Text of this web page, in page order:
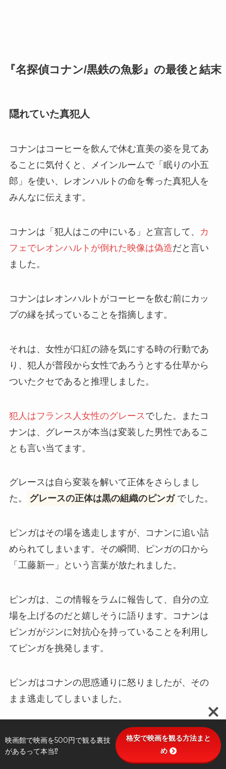
『名探偵コナン/黒鉄の魚影』の最後と結末
隠れていた真犯人
コナンはコーヒーを飲んで休む直美の姿を見てあ
ることに気付くと、メインルームで「眠りの小五
郎」を使い、レオンハルトの命を奪った真犯人を
みんなに伝えます。
コナンは「犯人はこの中にいる」と宣言して、
カ
フェでレオンハルトが倒れた映像は偽造だと言い
ました。
コナンはレオンハルトがコーヒーを飲む前にカッ
プの縁を拭っていることを指摘します。
それは、女性が口紅の跡を気にする時の行動であ
り、犯人が普段から女性であろうとする仕草から
ついたクセであると推理しました。
犯人はフランス人女性のグレース でした。またコ
ナンは、グレースが本当は変装した男性であるこ
とも言い当てます。
グレースは自ら変装を解いて正体をさらしまし
た。
グレースの正体は黒の組織のピンガ でした。
ピンガはその場を逃走しますが、コナンに追い詰
められてしまいます。その瞬間、ピンガの口から
「工藤新一」という言葉が放たれました。
ピンガは、この情報をラムに報告して、自分の立
場を上げるのだと嬉しそうに語ります。コナンは
ピンガがジンに対抗心を持っていることを利用し
てピンガを挑発します。
ピンガはコナンの思惑通りに怒りましたが、その
まま逃走してしまいました。
映画館で映画を500円で観る裏技
があるって本当⁉
格安で映画を観る方法まと
め